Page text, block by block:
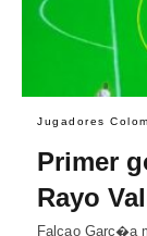
Jugadores
Primer
Rayo
Falcao Garc�a